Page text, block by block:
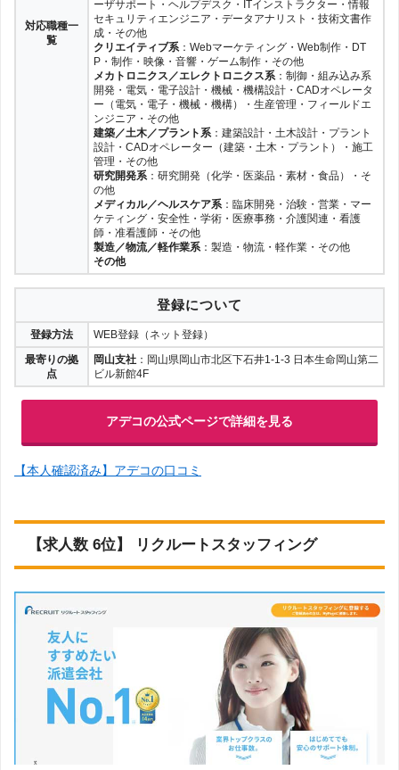
対応職種一
覧
ーザサポート・ヘルプデスク・ITインストラクター・情報
セキュリティエンジニア・データアナリスト・技術文書作
成・その他
クリエイティブ系：Webマーケティング・Web制作・DT
P・制作・映像・音響・ゲーム制作・その他
メカトロニクス／エレクトロニクス系：制御・組み込み系
開発・電気・電子設計・機械・機構設計・CADオペレータ
ー（電気・電子・機械・機構）・生産管理・フィールドエ
ンジニア・その他
建築／土木／プラント系：建築設計・土木設計・プラント
設計・CADオペレーター（建築・土木・プラント）・施工
管理・その他
研究開発系：研究開発（化学・医薬品・素材・食品）・そ
の他
メディカル／ヘルスケア系：臨床開発・治験・営業・マー
ケティング・安全性・学術・医療事務・介護関連・看護
師・准看護師・その他
製造／物流／軽作業系：製造・物流・軽作業・その他
その他
登録について
登録方法
WEB登録（ネット登録）
最寄りの拠
点
岡山支社 ：岡山県岡山市北区下石井1-1-3 日本生命岡山第二
ビル新館4F
アデコの公式ページで詳細を見る
【本人確認済み】アデコの口コミ
【求人数 6位】 リクルートスタッフィング